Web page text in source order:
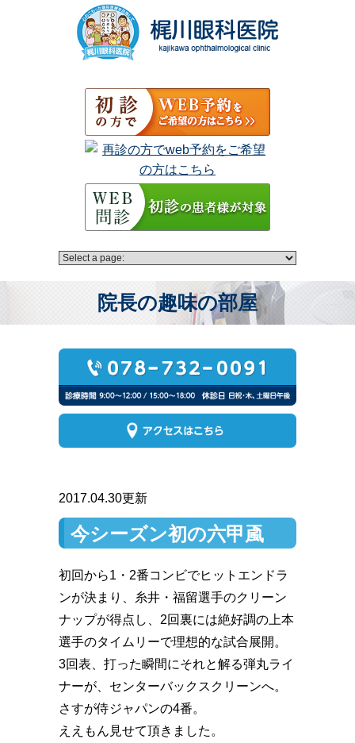
院長の趣味の部屋
2017.04.30更新
今シーズン初の六甲颪
初回から1・2番コンビでヒットエンドラ
ンが決まり、糸井・福留選手のクリーン
ナップが得点し、 2回裏には絶好調の上本
選手のタイムリーで理想的な試合展開。
3回表、打った瞬間にそれと解る弾丸ライ
ナーが、センターバックスクリーンへ。
さすが侍ジャパンの4番。
ええもん見せて頂きました。